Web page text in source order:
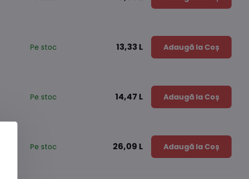
Pe stoc 13,33 L Adaugă la Coș
Pe stoc 14,47 L Adaugă la Coș
Pe stoc 26,09 L Adaugă la Coș